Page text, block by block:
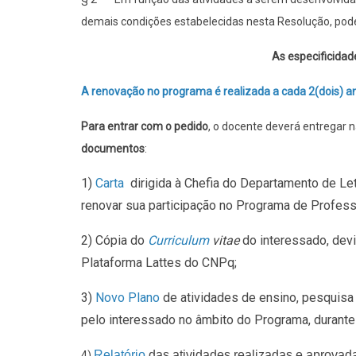
demais condições estabelecidas nesta Resolução,
As
A renovação no programa é realizada a cada 2(dois)
Para entrar com o pedido, o docente deverá entregar
documentos:
1) Carta dirigida à Chefia do Departamento de
renovar sua participação no Programa de
2) Cópia do Curriculum vitaedo interessado,
Plataforma Lattes do CNPq;
3) Novo Plano de atividades de ensino,
pelo interessado no âmbito do Programa,